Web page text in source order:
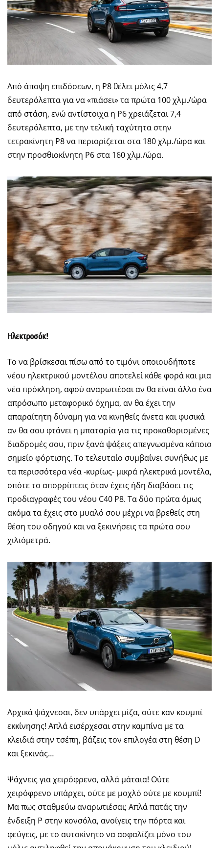
Από άποψη επιδόσεων, η P8 θέλει μόλις 4,7
δευτερόλεπτα για να «πιάσει» τα πρώτα 100 χλμ./ώρα
από στάση, ενώ αντίστοιχα η P6 χρειάζεται 7,4
δευτερόλεπτα, με την τελική ταχύτητα στην
τετρακίνητη P8 να περιορίζεται στα 180 χλμ./ώρα και
στην προσθιοκίνητη P6 στα 160 χλμ./ώρα.
Ηλεκτροσόκ!
Το να βρίσκεσαι πίσω από το τιμόνι οποιουδήποτε
νέου ηλεκτρικού μοντέλου αποτελεί κάθε φορά και μια
νέα πρόκληση, αφού αναρωτιέσαι αν θα είναι άλλο ένα
απρόσωπο μεταφορικό όχημα, αν θα έχει την
απαραίτητη δύναμη για να κινηθείς άνετα και φυσικά
αν θα σου φτάνει η μπαταρία για τις προκαθορισμένες
διαδρομές σου, πριν ξανά ψάξεις απεγνωσμένα κάποιο
σημείο φόρτισης. Το τελευταίο συμβαίνει συνήθως με
τα περισσότερα νέα -κυρίως- μικρά ηλεκτρικά μοντέλα,
οπότε το απορρίπτεις όταν έχεις ήδη διαβάσει τις
προδιαγραφές του νέου C40 P8. Τα δύο πρώτα όμως
ακόμα τα έχεις στο μυαλό σου μέχρι να βρεθείς στη
θέση του οδηγού και να ξεκινήσεις τα πρώτα σου
χιλιόμετρά.
Αρχικά ψάχνεσαι, δεν υπάρχει μίζα, ούτε καν κουμπί
εκκίνησης! Απλά εισέρχεσαι στην καμπίνα με τα
κλειδιά στην τσέπη, βάζεις τον επιλογέα στη θέση D
και ξεκινάς…
Ψάχνεις για χειρόφρενο, αλλά μάταια! Ούτε
χειρόφρενο υπάρχει, ούτε με μοχλό ούτε με κουμπί!
Μα πως σταθμεύω αναρωτιέσαι; Απλά πατάς την
ένδειξη P στην κονσόλα, ανοίγεις την πόρτα και
φεύγεις, με το αυτοκίνητο να ασφαλίζει μόνο του